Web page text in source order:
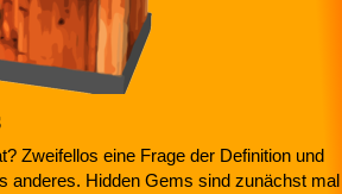
Zweifellos eine Frage der Definition und
anderes. Hidden Gems sind zunächst mal